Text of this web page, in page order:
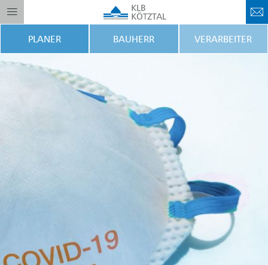
PLANER BAUHERR VERARBEITER